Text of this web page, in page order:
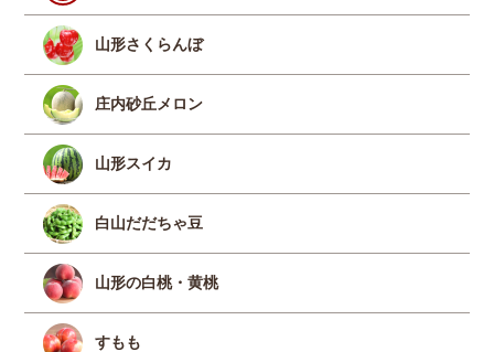
山形さくらんぼ
庄内砂丘メロン
山形スイカ
白山だだちゃ豆
山形の白桃・黄桃
すもも